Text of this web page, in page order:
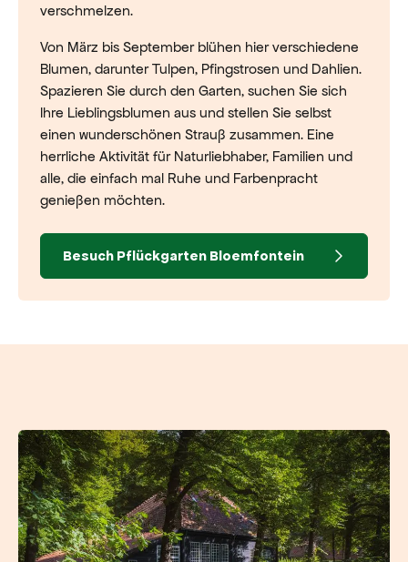
verschmelzen.
Von März bis September blühen hier verschiedene
Blumen, darunter Tulpen, Pfingstrosen und Dahlien.
Spazieren Sie durch den Garten, suchen Sie sich
Ihre Lieblingsblumen aus und stellen Sie selbst
einen wunderschönen Strauß zusammen. Eine
herrliche Aktivität für Naturliebhaber, Familien und
alle, die einfach mal Ruhe und Farbenpracht
genießen möchten.
Besuch Pflückgarten Bloemfontein